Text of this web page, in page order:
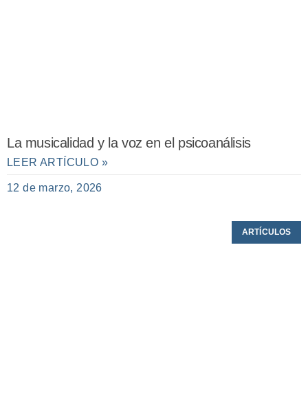
La musicalidad y la voz en el psicoanálisis
LEER ARTÍCULO »
12 de marzo, 2026
ARTÍCULOS